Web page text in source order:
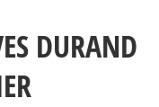
DURAND